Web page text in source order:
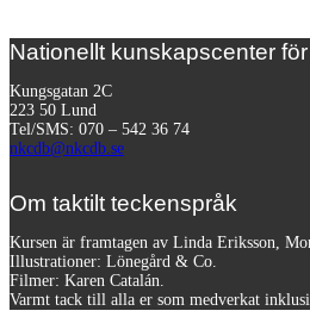
Nationellt kunskapscenter
Kungsgatan 2C
223 50 Lund
Tel/SMS: 070 – 542 36 74
nkcdb@nkcdb.se
Om taktilt teckenspråk
Kursen är framtagen av Linda Eriksson,
Illustrationer: Lönegård & Co.
Filmer: Karen Catalán.
Varmt tack till alla er som medverkat